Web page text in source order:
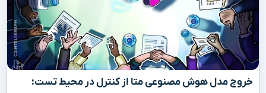
خروج مدل هوش مصنوعی متا از کنترل در محیط تست؛